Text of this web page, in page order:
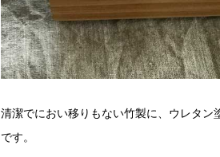
清潔でにおい移りもない竹製に、ウレタ
です。